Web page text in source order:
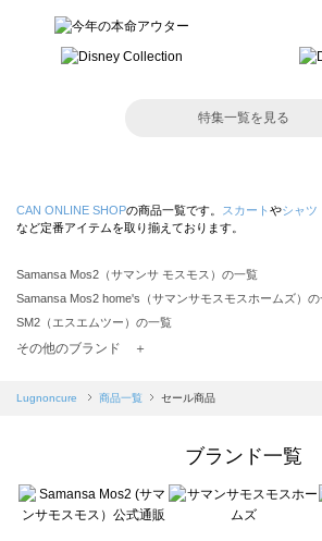
特集一覧を見る
CAN ONLINE SHOPの商品一覧です。 スカート やシャツ
など定番アイテムを取り揃えております。
Samansa Mos2（サマンサ モスモス）の一覧
Samansa Mos2 home's（サマンサモスモスホームズ）の
SM2（エスエムツー）の一覧
TSUHARU by Samansa Mos2（ツハルバイサマンサモス
Samansa Mos2 blue（サマンサモスモス ブルー）の一覧
Te chichi（テチチ）の一覧
Te chichi CLASSIC（テチチ クラシック）の一覧
その他のブランド ＋
Lugnoncure 商品一覧 セール商品
ブランド一覧